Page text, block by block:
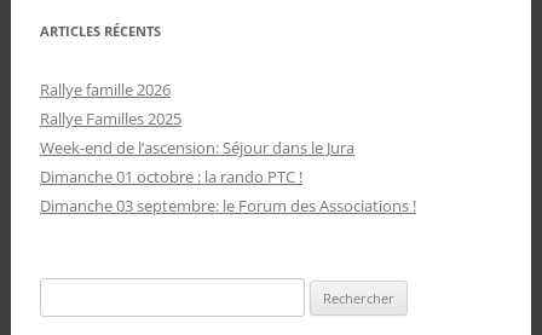
ARTICLES RÉCENTS
Rallye famille 2026
Rallye Familles 2025
Week-end de l’ascension: Séjour dans le Jura
Dimanche 01 octobre : la rando PTC !
Dimanche 03 septembre: le Forum des Associations !